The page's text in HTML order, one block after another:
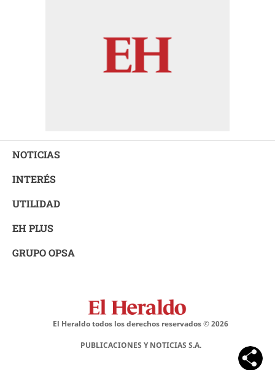
NOTICIAS
INTERÉS
UTILIDAD
EH PLUS
GRUPO OPSA
El Heraldo todos los derechos reservados ©2026
PUBLICACIONES Y NOTICIAS S.A.